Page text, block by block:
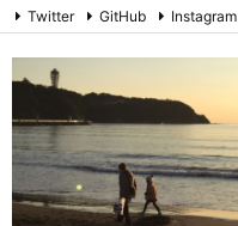
Twitter GitHub Instagram